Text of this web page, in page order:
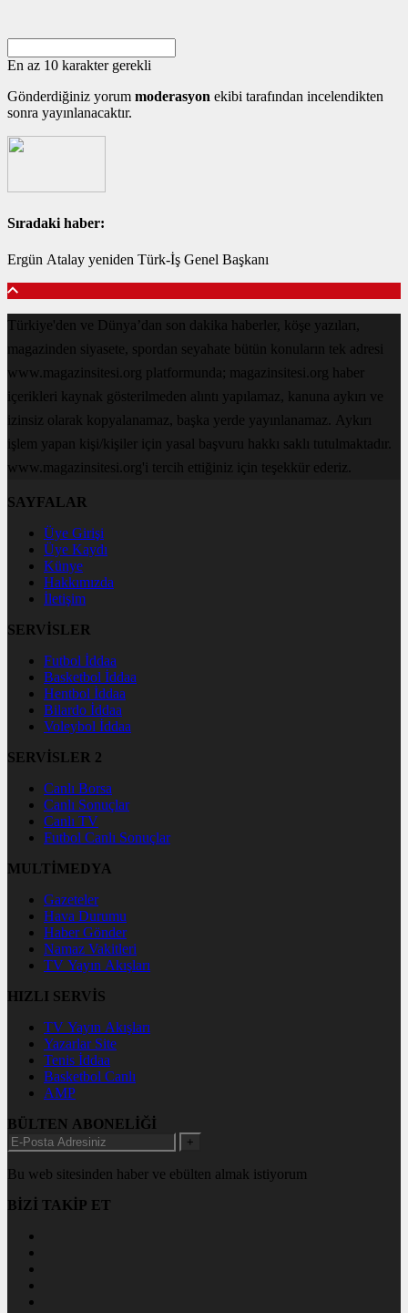
En az 10 karakter gerekli
Gönderdiğiniz yorum moderasyon ekibi tarafından incelendikten
sonra yayınlanacaktır.
Sıradaki haber:
Ergün Atalay yeniden Türk-İş Genel Başkanı
Türkiye'den ve Dünya’dan son dakika haberler, köşe yazıları,
magazinden siyasete, spordan seyahate bütün konuların tek adresi
www.magazinsitesi.org platformunda; magazinsitesi.org haber
içerikleri kaynak gösterilmeden alıntı yapılamaz, kanuna aykırı ve
izinsiz olarak kopyalanamaz, başka yerde yayınlanamaz. Aykırı
işlem yapan kişi/kişiler için yasal başvuru hakkı saklı tutulmaktadır.
www.magazinsitesi.org'i tercih ettiğiniz için teşekkür ederiz.
SAYFALAR
Üye Girişi
Üye Kaydı
Künye
Hakkımızda
İletişim
SERVİSLER
Futbol İddaa
Basketbol İddaa
Hentbol İddaa
Bilardo İddaa
Voleybol İddaa
SERVİSLER 2
Canlı Borsa
Canlı Sonuçlar
Canlı TV
Futbol Canlı Sonuçlar
MULTİMEDYA
Gazeteler
Hava Durumu
Haber Gönder
Namaz Vakitleri
TV Yayın Akışları
HIZLI SERVİS
TV Yayın Akışları
Yazarlar Site
Tenis İddaa
Basketbol Canlı
AMP
BÜLTEN ABONELİĞİ
+
Bu web sitesinden haber ve ebülten almak istiyorum
BİZİ TAKİP ET